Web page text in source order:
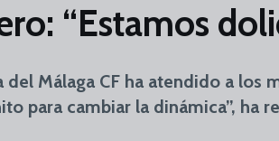
“Estamos
del Málaga CF ha atendido a
para cambiar la dinámica”, ha